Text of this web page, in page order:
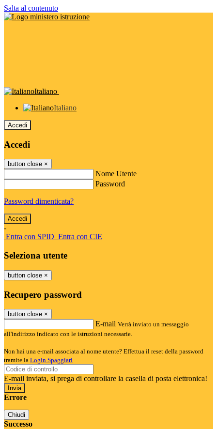
Salta al contenuto
Italiano
Italiano
Accedi
Accedi
button close ×
Nome Utente
Password
Password dimenticata?
-
Entra con SPID Entra con CIE
Seleziona utente
button close ×
Recupero password
button close ×
E-mail Verrà inviato un messaggio
all'indirizzo indicato con le istruzioni necessarie.
Non hai una e-mail associata al nome utente? Effettua il reset della password
tramite la Login Spaggiari
E-mail inviata, si prega di controllare la casella di posta elettronica!
Errore
Chiudi
Successo